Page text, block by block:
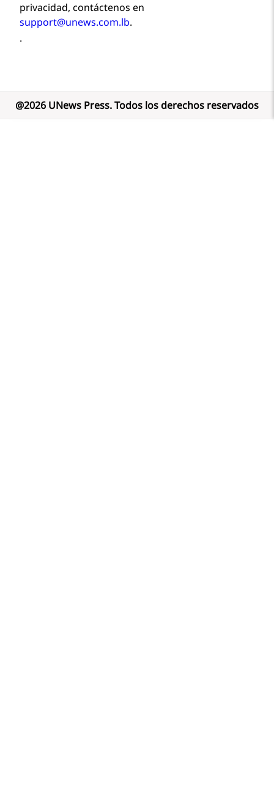
privacidad, contáctenos en
support@unews.com.lb.
.
@2026 UNews Press.Todos los derechos reservados